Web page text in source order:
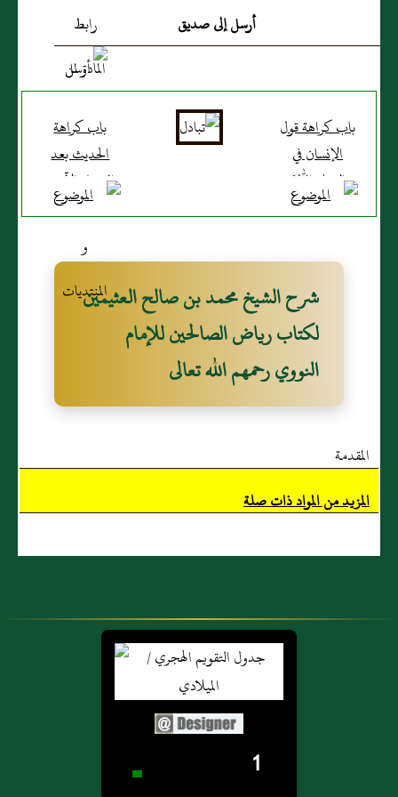
أرسل إلى صديق
باب كراهة قول
الإنسان في
الدعاء اللهم
اغفر لي إن
بالطلب 1743
- عن أبي هريرة
رضي الله عنه
أن رسول الله
صلى الله عليه
وسلم قال: لا
يقولن أحدكم
اللهم اغفر لي إن
شئت اللهم
ارحمني إن شئت
فإنه لا مكره له
ولكن ليغرم
باب كراهة
الحديث بعد
العشاء الآخرة
المراد به الحديث
مباحا في غير
هذا الوقت
وفعله وتركه
أو المكروه في
غير هذا الوقت
الوقت أشد
الخير كمذاكرة
ومكارم الأخلاق
شرح الشيخ محمد بن صالح العثيمين
لكتاب رياض الصالحين للإمام
النووي رحمهم الله تعالى
المقدمة
المزيد من المواد ذات صلة
1